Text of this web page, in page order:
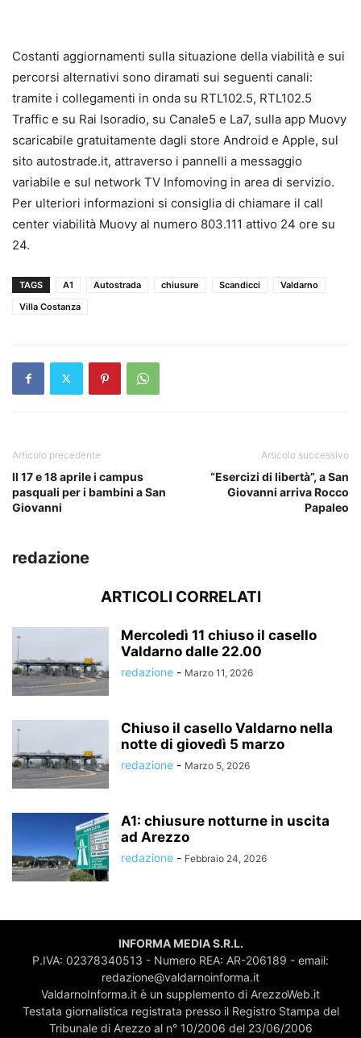
Costanti aggiornamenti sulla situazione della viabilità e sui
percorsi alternativi sono diramati sui seguenti canali:
tramite i collegamenti in onda su RTL102.5, RTL102.5
Traffic e su Rai Isoradio, su Canale5 e La7, sulla app Muovy
scaricabile gratuitamente dagli store Android e Apple, sul
sito autostrade.it, attraverso i pannelli a messaggio
variabile e sul network TV Infomoving in area di servizio.
Per ulteriori informazioni si consiglia di chiamare il call
center viabilità Muovy al numero 803.111 attivo 24 ore su
24.
TAGS A1 Autostrada chiusure Scandicci
Valdarno
Villa Costanza
Articolo precedente
Il 17 e 18 aprile i campus
pasquali per i bambini a San
Giovanni
Articolo successivo
“Esercizi di libertà”, a San
Giovanni arriva Rocco
Papaleo
redazione
ARTICOLI CORRELATI
Mercoledì 11 chiuso il casello
Valdarno dalle 22.00
redazione - Marzo 11, 2026
Chiuso il casello Valdarno nella
notte di giovedì 5 marzo
redazione - Marzo 5, 2026
A1: chiusure notturne in uscita
ad Arezzo
redazione - Febbraio 24, 2026
INFORMA MEDIA S.R.L.
P.IVA: 02378340513 - Numero REA: AR-206189 - email:
redazione@valdarnoinforma.it
ValdarnoInforma.it è un supplemento di ArezzoWeb.it
Testata giornalistica registrata presso il Registro Stampa del
Tribunale di Arezzo al n° 10/2006 del 23/06/2006